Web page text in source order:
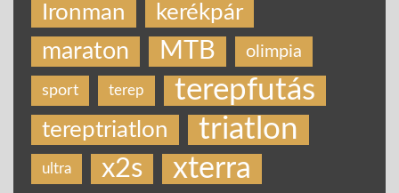
Ironman kerékpár
maraton MTB olimpia
sport terep terepfutás
tereptriatlon triatlon
ultra x2s xterra